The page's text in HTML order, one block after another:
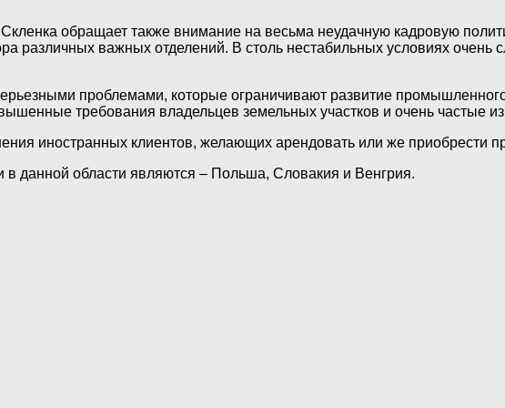
обращает также внимание на весьма неудачную кадровую
различных важных отделений. В столь нестабильных условиях
проблемами, которые ограничивают развитие
требования владельцев земельных участков и очень частые
иностранных клиентов, желающих арендовать или же приобрести
данной области являются – Польша, Словакия и Венгрия.